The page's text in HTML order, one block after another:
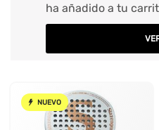
ha añadido a tu
NUEVO